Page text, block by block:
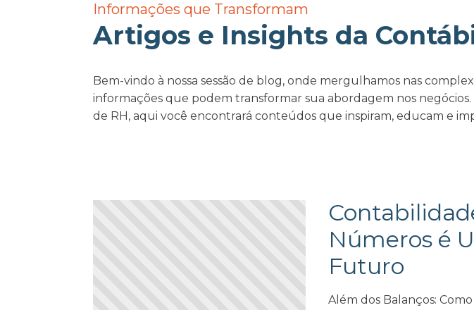
Informações que Transformam
Artigos e Insights da
Bem-vindo à nossa sessão de blog, onde mergulhamos nas
informações que podem transformar sua abordagem nos
de RH, aqui você encontrará conteúdos que inspiram, educam e
Números é
Futuro
Além dos Balanços: